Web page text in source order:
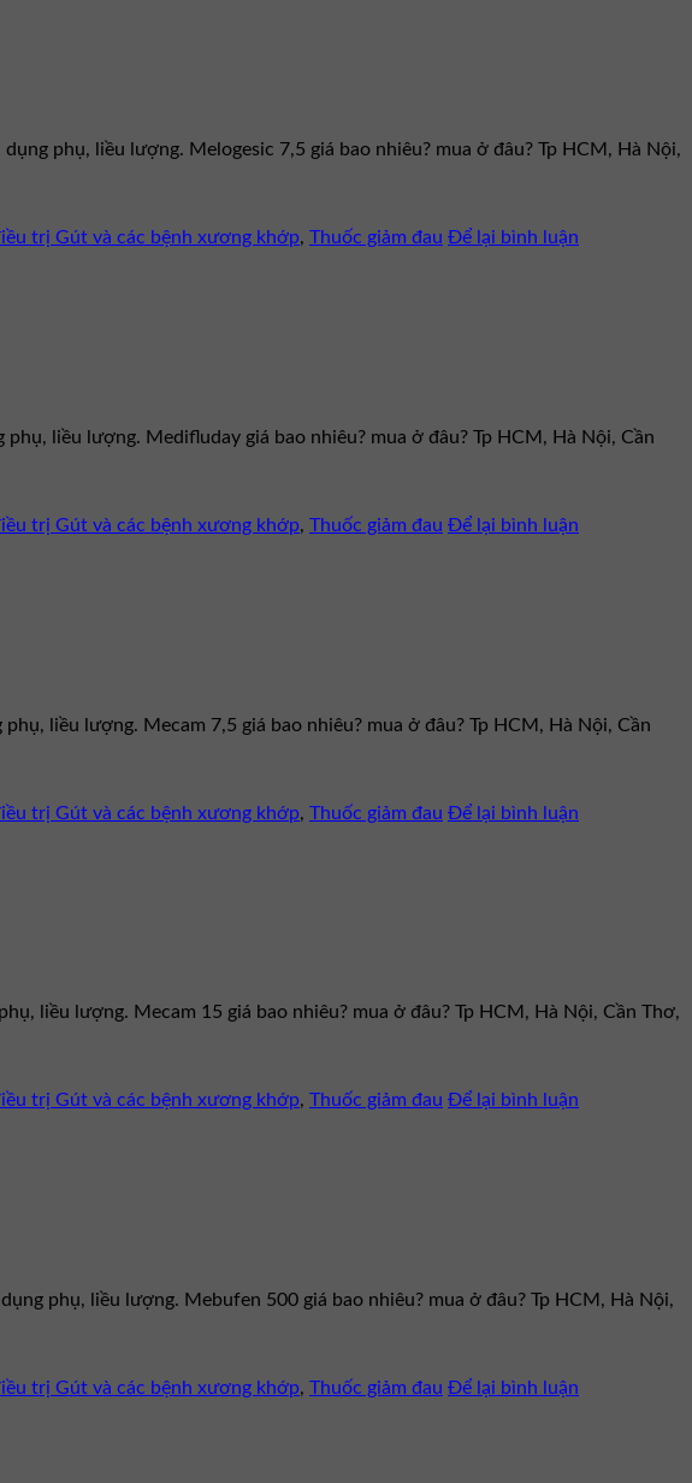
phụ, liều lượng. Melogesic 7,5 giá bao nhiêu? mua ở đâu? Tp HCM, Hà Nội,
trị Gút và các bệnh xương khớp, Thuốc giảm đau Để lại bình luận
liều lượng. Medifluday giá bao nhiêu? mua ở đâu? Tp HCM, Hà Nội, Cần
trị Gút và các bệnh xương khớp, Thuốc giảm đau Để lại bình luận
liều lượng. Mecam 7,5 giá bao nhiêu? mua ở đâu? Tp HCM, Hà Nội, Cần
trị Gút và các bệnh xương khớp, Thuốc giảm đau Để lại bình luận
liều lượng. Mecam 15 giá bao nhiêu? mua ở đâu? Tp HCM, Hà Nội, Cần Thơ,
trị Gút và các bệnh xương khớp, Thuốc giảm đau Để lại bình luận
phụ, liều lượng. Mebufen 500 giá bao nhiêu? mua ở đâu? Tp HCM, Hà Nội,
trị Gút và các bệnh xương khớp, Thuốc giảm đau Để lại bình luận